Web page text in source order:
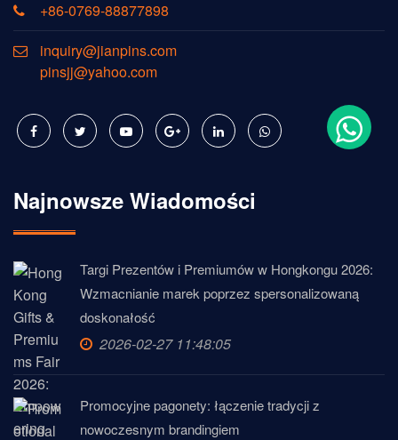
+86-0769-88877898
inquiry@jianpins.com
pinsjj@yahoo.com
Najnowsze Wiadomości
Targi Prezentów i Premiumów w Hongkongu 2026:
Wzmacnianie marek poprzez spersonalizowaną
doskonałość
2026-02-27 11:48:05
Promocyjne pagonety: łączenie tradycji z
nowoczesnym brandingiem